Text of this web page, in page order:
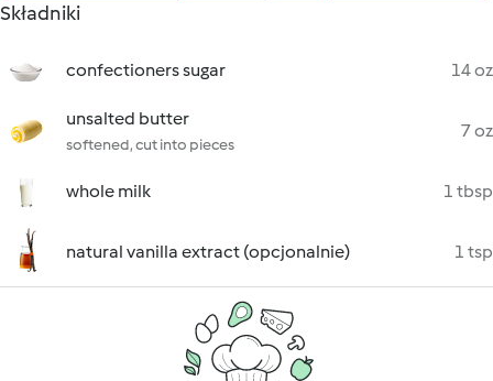
Składniki
confectioners sugar 14 oz
unsalted butter
softened, cut into pieces
7 oz
whole milk 1 tbsp
natural vanilla extract (opcjonalnie) 1 tsp